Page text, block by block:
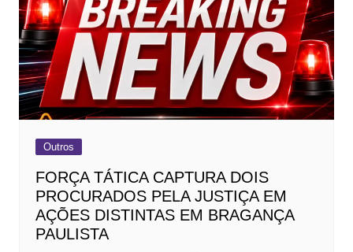
Outros
FORÇA TÁTICA CAPTURA DOIS
PROCURADOS PELA JUSTIÇA EM
AÇÕES DISTINTAS EM BRAGANÇA
PAULISTA